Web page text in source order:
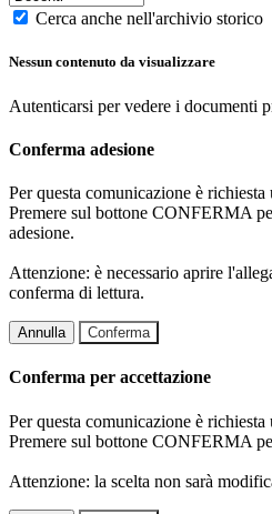
Cerca anche nell'archivio storico
Nessun contenuto da visualizzare
Autenticarsi per vedere i documenti
Conferma adesione
Per questa comunicazione è richiesta
Premere sul bottone CONFERMA
adesione.
Attenzione: è necessario aprire
conferma di lettura.
Annulla Conferma
Conferma per accettazione
Per questa comunicazione è
Premere sul bottone CONFERMA
Attenzione: la scelta non sarà